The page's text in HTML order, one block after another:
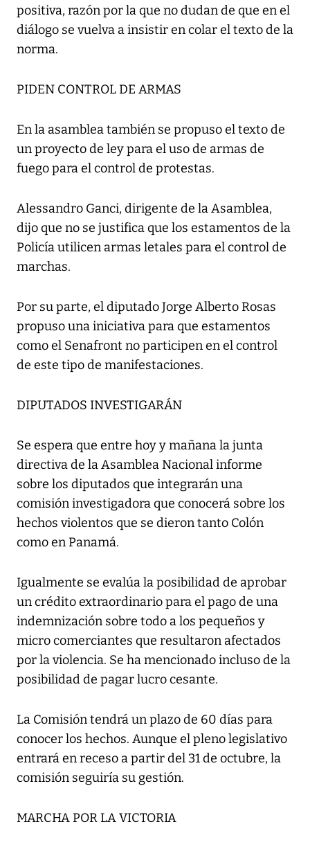
positiva, razón por la que no dudan de que en el
diálogo se vuelva a insistir en colar el texto de la
norma.
PIDEN CONTROL DE ARMAS
En la asamblea también se propuso el texto de
un proyecto de ley para el uso de armas de
fuego para el control de protestas.
Alessandro Ganci, dirigente de la Asamblea,
dijo que no se justifica que los estamentos de la
Policía utilicen armas letales para el control de
marchas.
Por su parte, el diputado Jorge Alberto Rosas
propuso una iniciativa para que estamentos
como el Senafront no participen en el control
de este tipo de manifestaciones.
DIPUTADOS INVESTIGARÁN
Se espera que entre hoy y mañana la junta
directiva de la Asamblea Nacional informe
sobre los diputados que integrarán una
comisión investigadora que conocerá sobre los
hechos violentos que se dieron tanto Colón
como en Panamá.
Igualmente se evalúa la posibilidad de aprobar
un crédito extraordinario para el pago de una
indemnización sobre todo a los pequeños y
micro comerciantes que resultaron afectados
por la violencia. Se ha mencionado incluso de la
posibilidad de pagar lucro cesante.
La Comisión tendrá un plazo de 60 días para
conocer los hechos. Aunque el pleno legislativo
entrará en receso a partir del 31 de octubre, la
comisión seguiría su gestión.
MARCHA POR LA VICTORIA